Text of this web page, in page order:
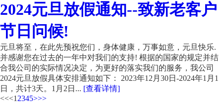
2024元旦放假通知--致新老客户
节日问候!
元旦将至，在此先预祝您们，身体健康，万事如意，元旦快乐.
并感谢您在过去的一年中对我们的支持! 根据的国家的规定并结
合我公司的实际情况决定，为更好的落实我们的服务，我公司
2024元旦放假具体安排通知如下： 2023年12月30日-2024年1月1
日，共计3天。1月2日... [查看详情]
<<<1 2345>>>